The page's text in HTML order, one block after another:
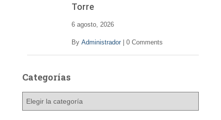
Torre
6 agosto, 2026
By Administrador 0 Comments
Categorías